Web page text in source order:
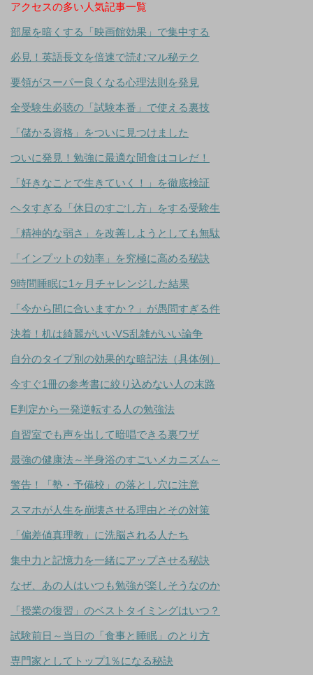
アクセスの多い人気記事一覧
部屋を暗くする「映画館効果」で集中する
必見！英語長文を倍速で読むマル秘テク
要領がスーパー良くなる心理法則を発見
全受験生必聴の「試験本番」で使える裏技
「儲かる資格」をついに見つけました
ついに発見！勉強に最適な間食はコレだ！
「好きなことで生きていく！」を徹底検証
ヘタすぎる「休日のすごし方」をする受験生
「精神的な弱さ」を改善しようとしても無駄
「インプットの効率」を究極に高める秘訣
9時間睡眠に1ヶ月チャレンジした結果
「今から間に合いますか？」が愚問すぎる件
決着！机は綺麗がいいVS乱雑がいい論争
自分のタイプ別の効果的な暗記法（具体例）
今すぐ1冊の参考書に絞り込めない人の末路
E判定から一発逆転する人の勉強法
自習室でも声を出して暗唱できる裏ワザ
最強の健康法～半身浴のすごいメカニズム～
警告！「塾・予備校」の落とし穴に注意
スマホが人生を崩壊させる理由とその対策
「偏差値真理教」に洗脳される人たち
集中力と記憶力を一緒にアップさせる秘訣
なぜ、あの人はいつも勉強が楽しそうなのか
「授業の復習」のベストタイミングはいつ？
試験前日～当日の「食事と睡眠」のとり方
専門家としてトップ1％になる秘訣